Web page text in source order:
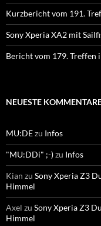
Kurzbericht vom 191.
Sony Xperia XA2 mit
Bericht vom 179. Treffen
NEUESTE
MU:DEzu Infos
"MU:DDi" ;-)zu Infos
Kian zu Sony Xperia Z3
Himmel
Axel zu Sony Xperia Z3
Himmel